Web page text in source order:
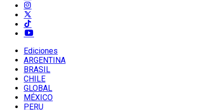
Ediciones
ARGENTINA
BRASIL
CHILE
GLOBAL
MÉXICO
PERU